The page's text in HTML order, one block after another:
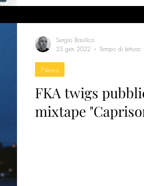
FKA twigs
mixtape
News
Sergio Basilico
25 gen 2022
Tempo di